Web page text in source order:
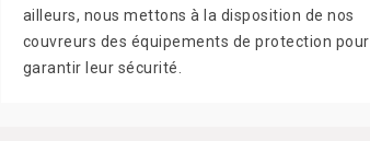
ailleurs, nous mettons à la disposition de nos
couvreurs des équipements de protection pour
garantir leur sécurité.